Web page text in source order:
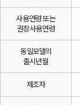
사용연령 또는
권장사용연령
동일모델의
출시년월
제조자